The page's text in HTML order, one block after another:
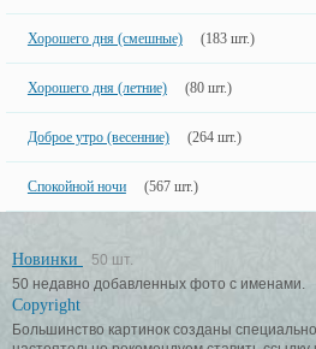
Хорошего дня (смешные) (183 шт.)
Хорошего дня (летние) (80 шт.)
Доброе утро (весенние) (264 шт.)
Спокойной ночи (567 шт.)
Новинки
50 шт.
50 недавно добавленных фото с именами.
Copyright
Большинство картинок созданы